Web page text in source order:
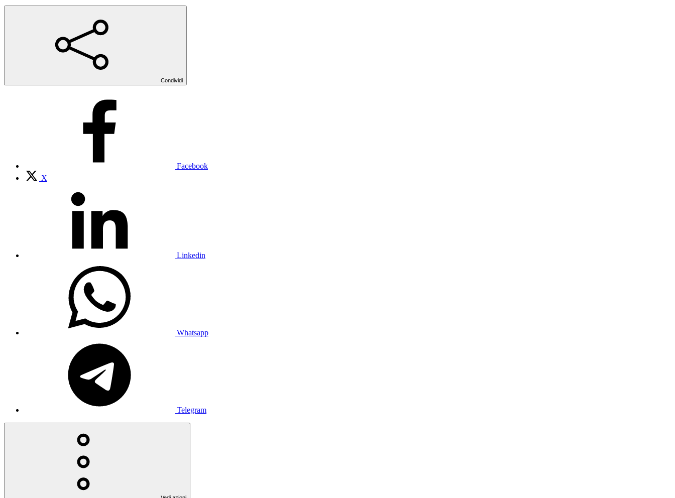
Condividi
Facebook
X
Linkedin
Whatsapp
Telegram